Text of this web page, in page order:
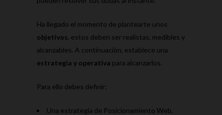
Ha llegado el momento de plantearte unos
objetivos, estos deben ser realistas, medibles y
alcanzables. A continuación, establece una
estrategia y operativa para alcanzarlos.
Para ello debes definir:
Una estrategia de Posicionamiento Web,